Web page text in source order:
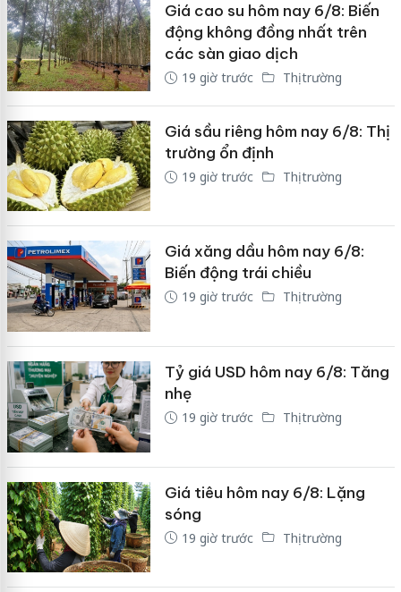
Giá cao su hôm nay 6/8: Biến
động không đồng nhất trên
các sàn giao dịch
19 giờ trước Thị trường
Giá sầu riêng hôm nay 6/8: Thị
trường ổn định
19 giờ trước Thị trường
Giá xăng dầu hôm nay 6/8:
Biến động trái chiều
19 giờ trước Thị trường
Tỷ giá USD hôm nay 6/8: Tăng
nhẹ
19 giờ trước Thị trường
Giá tiêu hôm nay 6/8: Lặng
sóng
19 giờ trước Thị trường